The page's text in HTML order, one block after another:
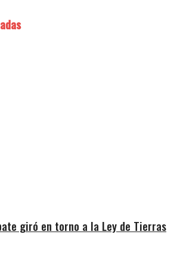
giró en torno a la Ley de Tierras